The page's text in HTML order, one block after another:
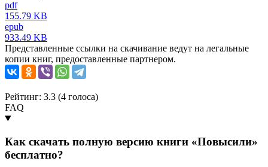
pdf
155.79 KB
epub
933.49 KB
Представленные ссылки на скачивание ведут на легальные
копии книг, предоставленные партнером.
Рейтинг: 3.3 (4 голоса)
FAQ
Как скачать полную версию книги «Повысили»
бесплатно?